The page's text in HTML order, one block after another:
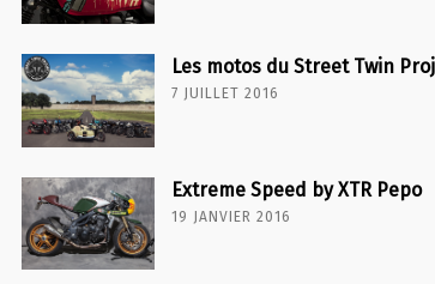
Les motos du Street Twin
7 JUILLET 2016
Extreme Speed by XTR Pepo
19 JANVIER 2016